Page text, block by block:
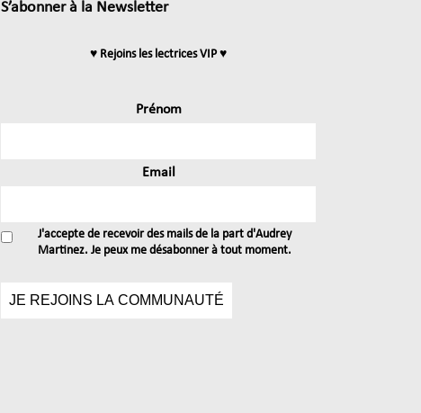
S’abonner à la Newsletter
♥ Rejoins les lectrices VIP ♥
Prénom
Email
J'accepte de recevoir des mails de la part d'Audrey
Martinez. Je peux me désabonner à tout moment.